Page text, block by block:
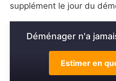
supplément le jour du
Déménager n'a
Estimer en